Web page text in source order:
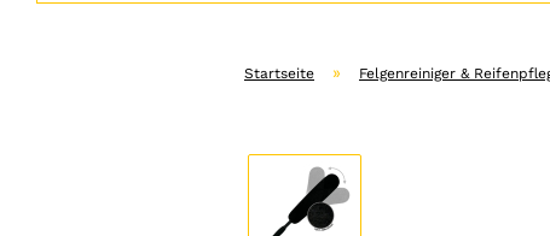
Startseite » Felgenreiniger &